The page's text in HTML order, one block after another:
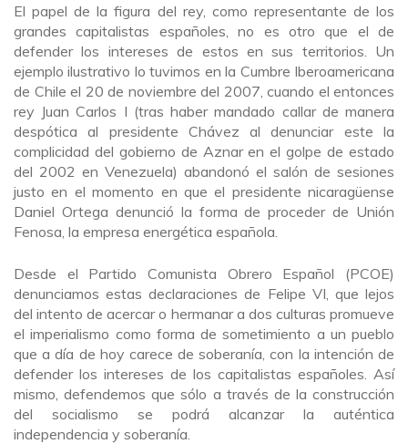
El papel de la figura del rey, como representante de los
grandes capitalistas españoles, no es otro que el de
defender los intereses de estos en sus territorios. Un
ejemplo ilustrativo lo tuvimos en la Cumbre Iberoamericana
de Chile el 20 de noviembre del 2007, cuando el entonces
rey Juan Carlos I (tras haber mandado callar de manera
despótica al presidente Chávez al denunciar este la
complicidad del gobierno de Aznar en el golpe de estado
del 2002 en Venezuela) abandonó el salón de sesiones
justo en el momento en que el presidente nicaragüense
Daniel Ortega denunció la forma de proceder de Unión
Fenosa, la empresa energética española.
Desde el Partido Comunista Obrero Español (PCOE)
denunciamos estas declaraciones de Felipe VI, que lejos
del intento de acercar o hermanar a dos culturas promueve
el imperialismo como forma de sometimiento a un pueblo
que a día de hoy carece de soberanía, con la intención de
defender los intereses de los capitalistas españoles. Así
mismo, defendemos que sólo a través de la construcción
del socialismo se podrá alcanzar la auténtica
independencia y soberanía.